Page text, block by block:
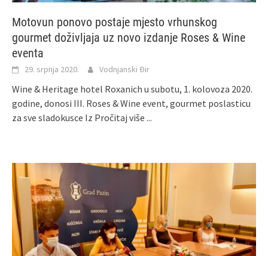
Motovun ponovo postaje mjesto vrhunskog
gourmet doživljaja uz novo izdanje Roses & Wine
eventa
29. srpnja 2020. Vodnjanski Đir
Wine & Heritage hotel Roxanich u subotu, 1. kolovoza 2020.
godine, donosi III. Roses & Wine event, gourmet poslasticu
za sve sladokusce Iz Pročitaj više ...